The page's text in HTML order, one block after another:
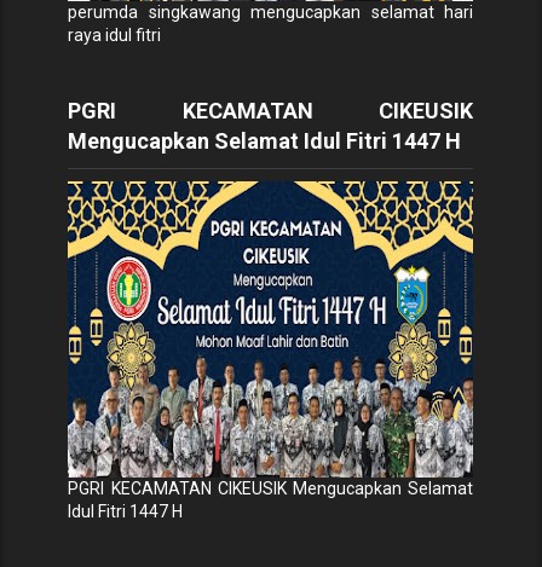
perumda singkawang mengucapkan selamat hari
raya idul fitri
PGRI KECAMATAN CIKEUSIK
Mengucapkan Selamat Idul Fitri 1447 H
PGRI KECAMATAN CIKEUSIK Mengucapkan Selamat
Idul Fitri 1447 H